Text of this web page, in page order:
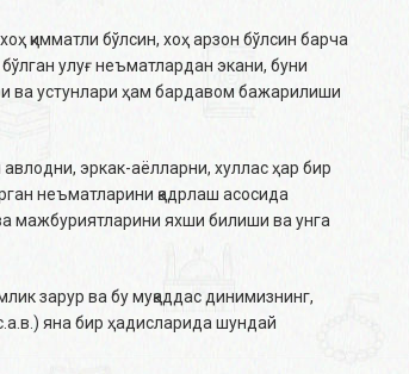
қимматли бўлсин, хоҳ арзон бўлсин барча
улуғ неъматлардан экани, буни
ва устунлари ҳам бардавом бажарилиши
эркак-аёлларни, хуллас ҳар бир
неъматларини қадрлаш асосида
мажбуриятларини яхши билиши ва унга
зарур ва бу муқаддас динимизнинг,
яна бир ҳадисларида шундай